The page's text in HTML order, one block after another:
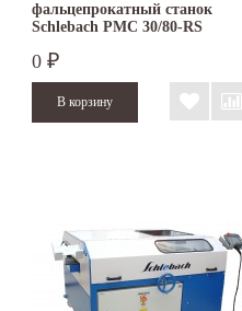
фальцепрокатный станок
Schlebach PMC 30/80-RS
0 ₽